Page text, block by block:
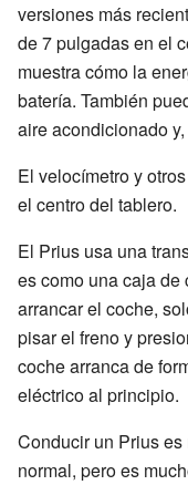
versiones más
de 7 pulgadas en el
muestra cómo la
batería. También
aire acondicionado
El velocímetro y
el centro del tablero.
El Prius usa una
es como una caja de
arrancar el coche,
pisar el freno y
coche arranca de
eléctrico al principio.
Conducir un Prius
normal, pero es